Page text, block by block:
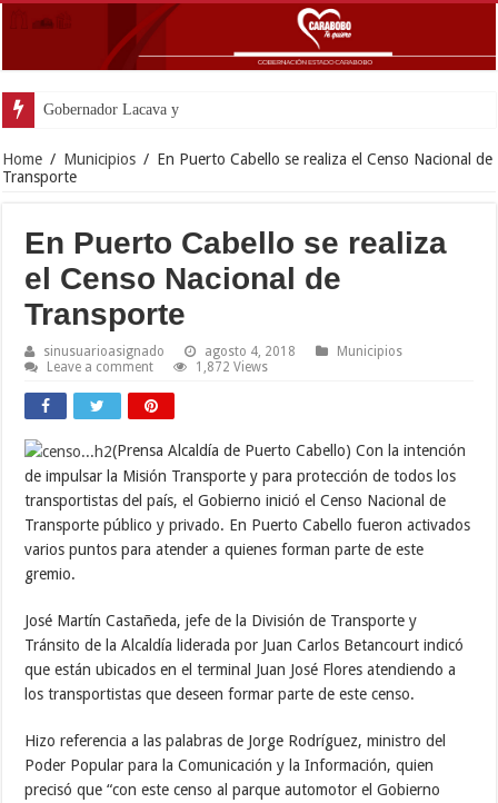
Gobernador Lacava y alcaldesa Riera supervisaron avances
Home / Municipios / En Puerto Cabello se realiza el Censo Nacional de
Transporte
En Puerto Cabello se realiza
el Censo Nacional de
Transporte
sinusuarioasignado agosto 4, 2018
Municipios
Leave a comment
1,872 Views
(Prensa Alcaldía de Puerto Cabello) Con la intención
de impulsar la Misión Transporte y para protección de todos los
transportistas del país, el Gobierno inició el Censo Nacional de
Transporte público y privado. En Puerto Cabello fueron activados
varios puntos para atender a quienes forman parte de este
gremio.
José Martín Castañeda, jefe de la División de Transporte y
Tránsito de la Alcaldía liderada por Juan Carlos Betancourt indicó
que están ubicados en el terminal Juan José Flores atendiendo a
los transportistas que deseen formar parte de este censo.
Hizo referencia a las palabras de Jorge Rodríguez, ministro del
Poder Popular para la Comunicación y la Información, quien
precisó que “con este censo al parque automotor el Gobierno